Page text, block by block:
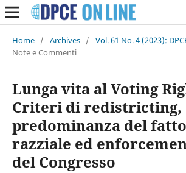
Home / Archives / Vol. 61 No. 4 (2023):
Note e Commenti
Lunga vita al Voting
Criteri di redistricting,
predominanza del
razziale ed
del Congresso